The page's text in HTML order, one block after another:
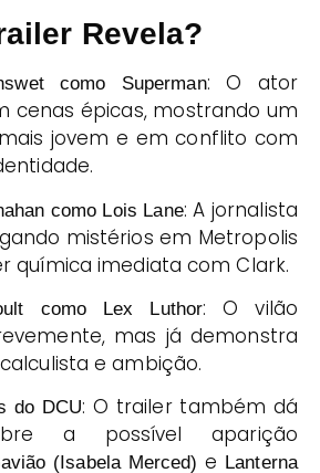
Revela?
como Superman: O ator
cenas épicas, mostrando um
jovem e em conflito com
como Lois Lane: A jornalista
mistérios em Metropolis
química imediata com Clark.
como Lex Luthor: O vilão
mas já demonstra
e ambição.
do DCU: O trailer também dá
a possível aparição
(Isabela Merced) e Lanterna